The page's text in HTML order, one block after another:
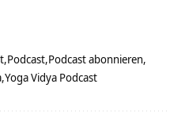
Podcast Podcast abonnieren
Yoga Vidya Podcast